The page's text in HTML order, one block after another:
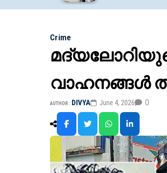
Crime
വാഹനങ്ങൾ
AUTHOR : DIVYA June 4, 2026 0